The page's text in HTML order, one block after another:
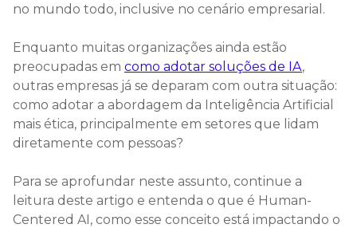
no mundo todo, inclusive no cenário empresarial.
Enquanto muitas organizações ainda estão
preocupadas em como adotar soluções de IA,
outras empresas já se deparam com outra situação:
como adotar a abordagem da Inteligência Artificial
mais ética, principalmente em setores que lidam
diretamente com pessoas?
Para se aprofundar neste assunto, continue a
leitura deste artigo e entenda o que é Human-
Centered AI, como esse conceito está impactando o